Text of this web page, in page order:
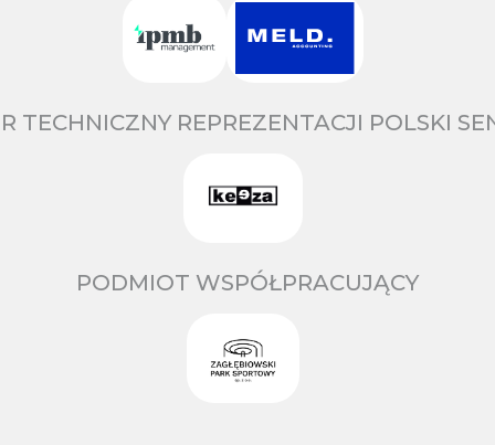
TECHNICZNY REPREZENTACJI POLSKI
PODMIOT WSPÓŁPRACUJĄCY